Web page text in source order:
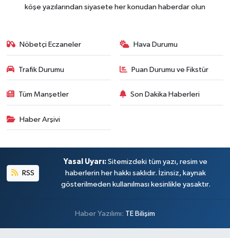
köşe yazılarından siyasete her konudan haberdar olun
Nöbetçi Eczaneler Hava Durumu
Trafik Durumu Puan Durumu ve Fikstür
Tüm Manşetler Son Dakika Haberleri
Haber Arşivi
RSS
Yasal Uyarı: Sitemizdeki tüm yazı, resim ve
haberlerin her hakkı saklıdır. İzinsiz, kaynak
gösterilmeden kullanılması kesinlikle yasaktır.
Haber Yazılımı: TE Bilişim